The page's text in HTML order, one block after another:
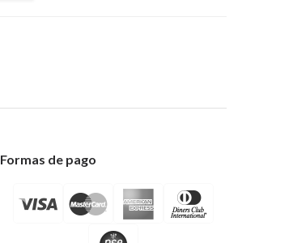
Formas de pago